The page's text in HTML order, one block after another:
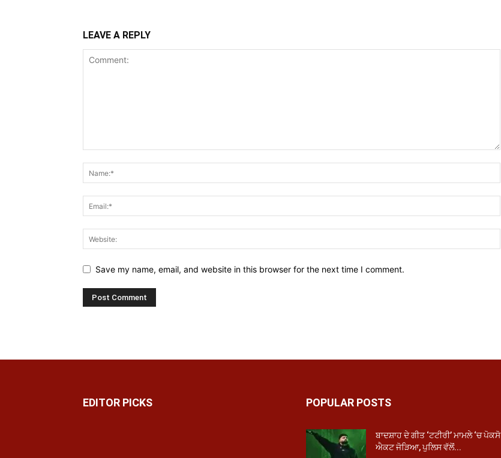
LEAVE A REPLY
Save my name, email, and website in this browser for the next time I comment.
EDITOR PICKS POPULAR POSTS
ਬਾਦਸ਼ਾਹ ਦੇ ਗੀਤ ‘ਟਟੀਰੀ’ ਮਾਮਲੇ ‘ਚ ਪੋਕਸੋ
ਐਕਟ ਜੋੜਿਆ, ਪੁਲਿਸ ਵੱਲੋਂ...